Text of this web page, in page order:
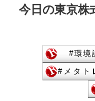
今日の東京株